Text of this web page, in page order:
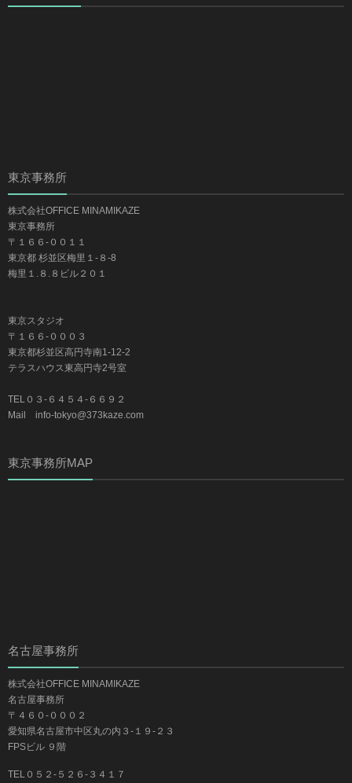
東京事務所
株式会社OFFICE MINAMIKAZE
東京事務所
〒１６６-００１１
東京都 杉並区梅里１-８-8
梅里１.８.８ビル２０１
東京スタジオ
〒１６６-０００３
東京都杉並区高円寺南1-12-2
テラスハウス東高円寺2号室
TEL０３-６４５４-６６９２
Mail info-tokyo@373kaze.com
東京事務所MAP
名古屋事務所
株式会社OFFICE MINAMIKAZE
名古屋事務所
〒４６０-０００２
愛知県名古屋市中区丸の内３-１９-２３
FPSビル ９階
TEL０５２-５２６-３４１７